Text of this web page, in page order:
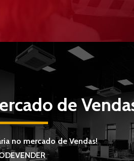
de
no mercado de Vendas!